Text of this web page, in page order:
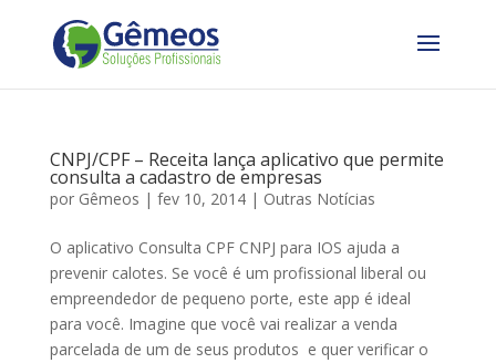
CNPJ/CPF – Receita lança aplicativo que permite
consulta a cadastro de empresas
por Gêmeos | fev 10, 2014| Outras Notícias
O aplicativo Consulta CPF CNPJ para IOS ajuda a
prevenir calotes. Se você é um profissional liberal ou
empreendedor de pequeno porte, este app é ideal
para você. Imagine que você vai realizar a venda
parcelada de um de seus produtos e quer verificar o